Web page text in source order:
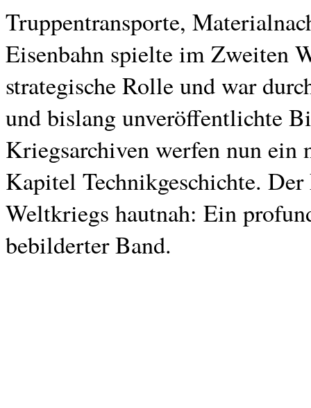
Truppentransporte,
Eisenbahn spielte im Zweiten
strategische Rolle und war
und bislang unveröffentlichte
Kriegsarchiven werfen nun ein
Kapitel Technikgeschichte.
Weltkriegs hautnah: Ein
bebilderter Band.